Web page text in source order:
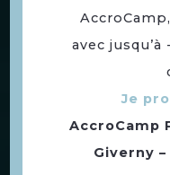
avec
Je
AccroCamp
Giverny